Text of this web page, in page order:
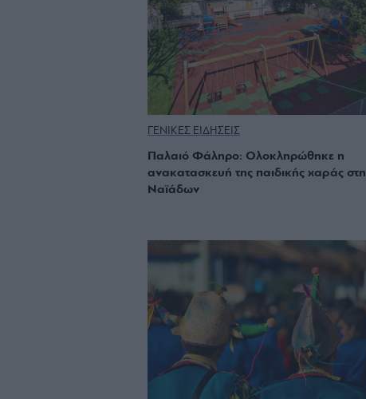
ΓΕΝΙΚΕΣ ΕΙΔΗΣΕΙΣ
Παλαιό Φάληρο: Ολοκληρώθηκε η
ανακατασκευή της παιδικής χαράς στη
Ναϊάδων